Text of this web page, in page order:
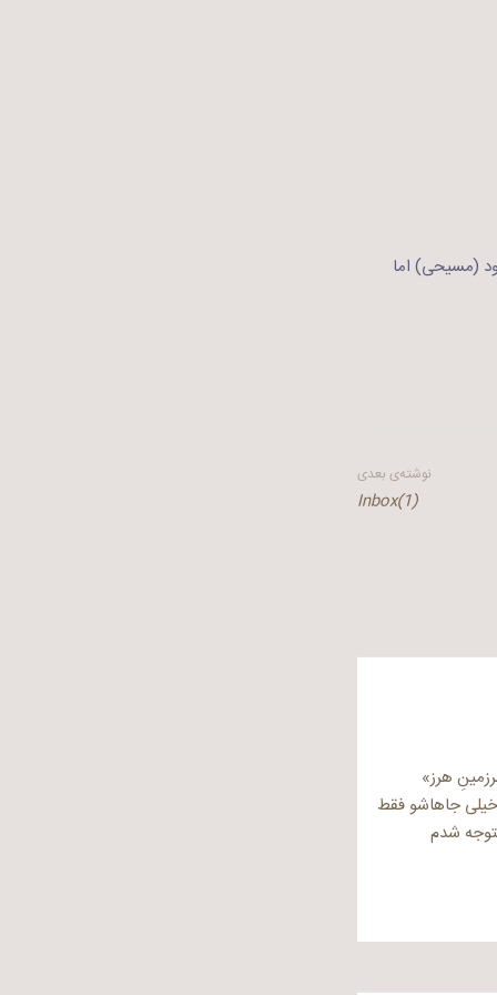
(مسیحی) اما
نوشته‌ی بعدی
(Inbox(1
هرز»
جاهاشو فقط
شدم